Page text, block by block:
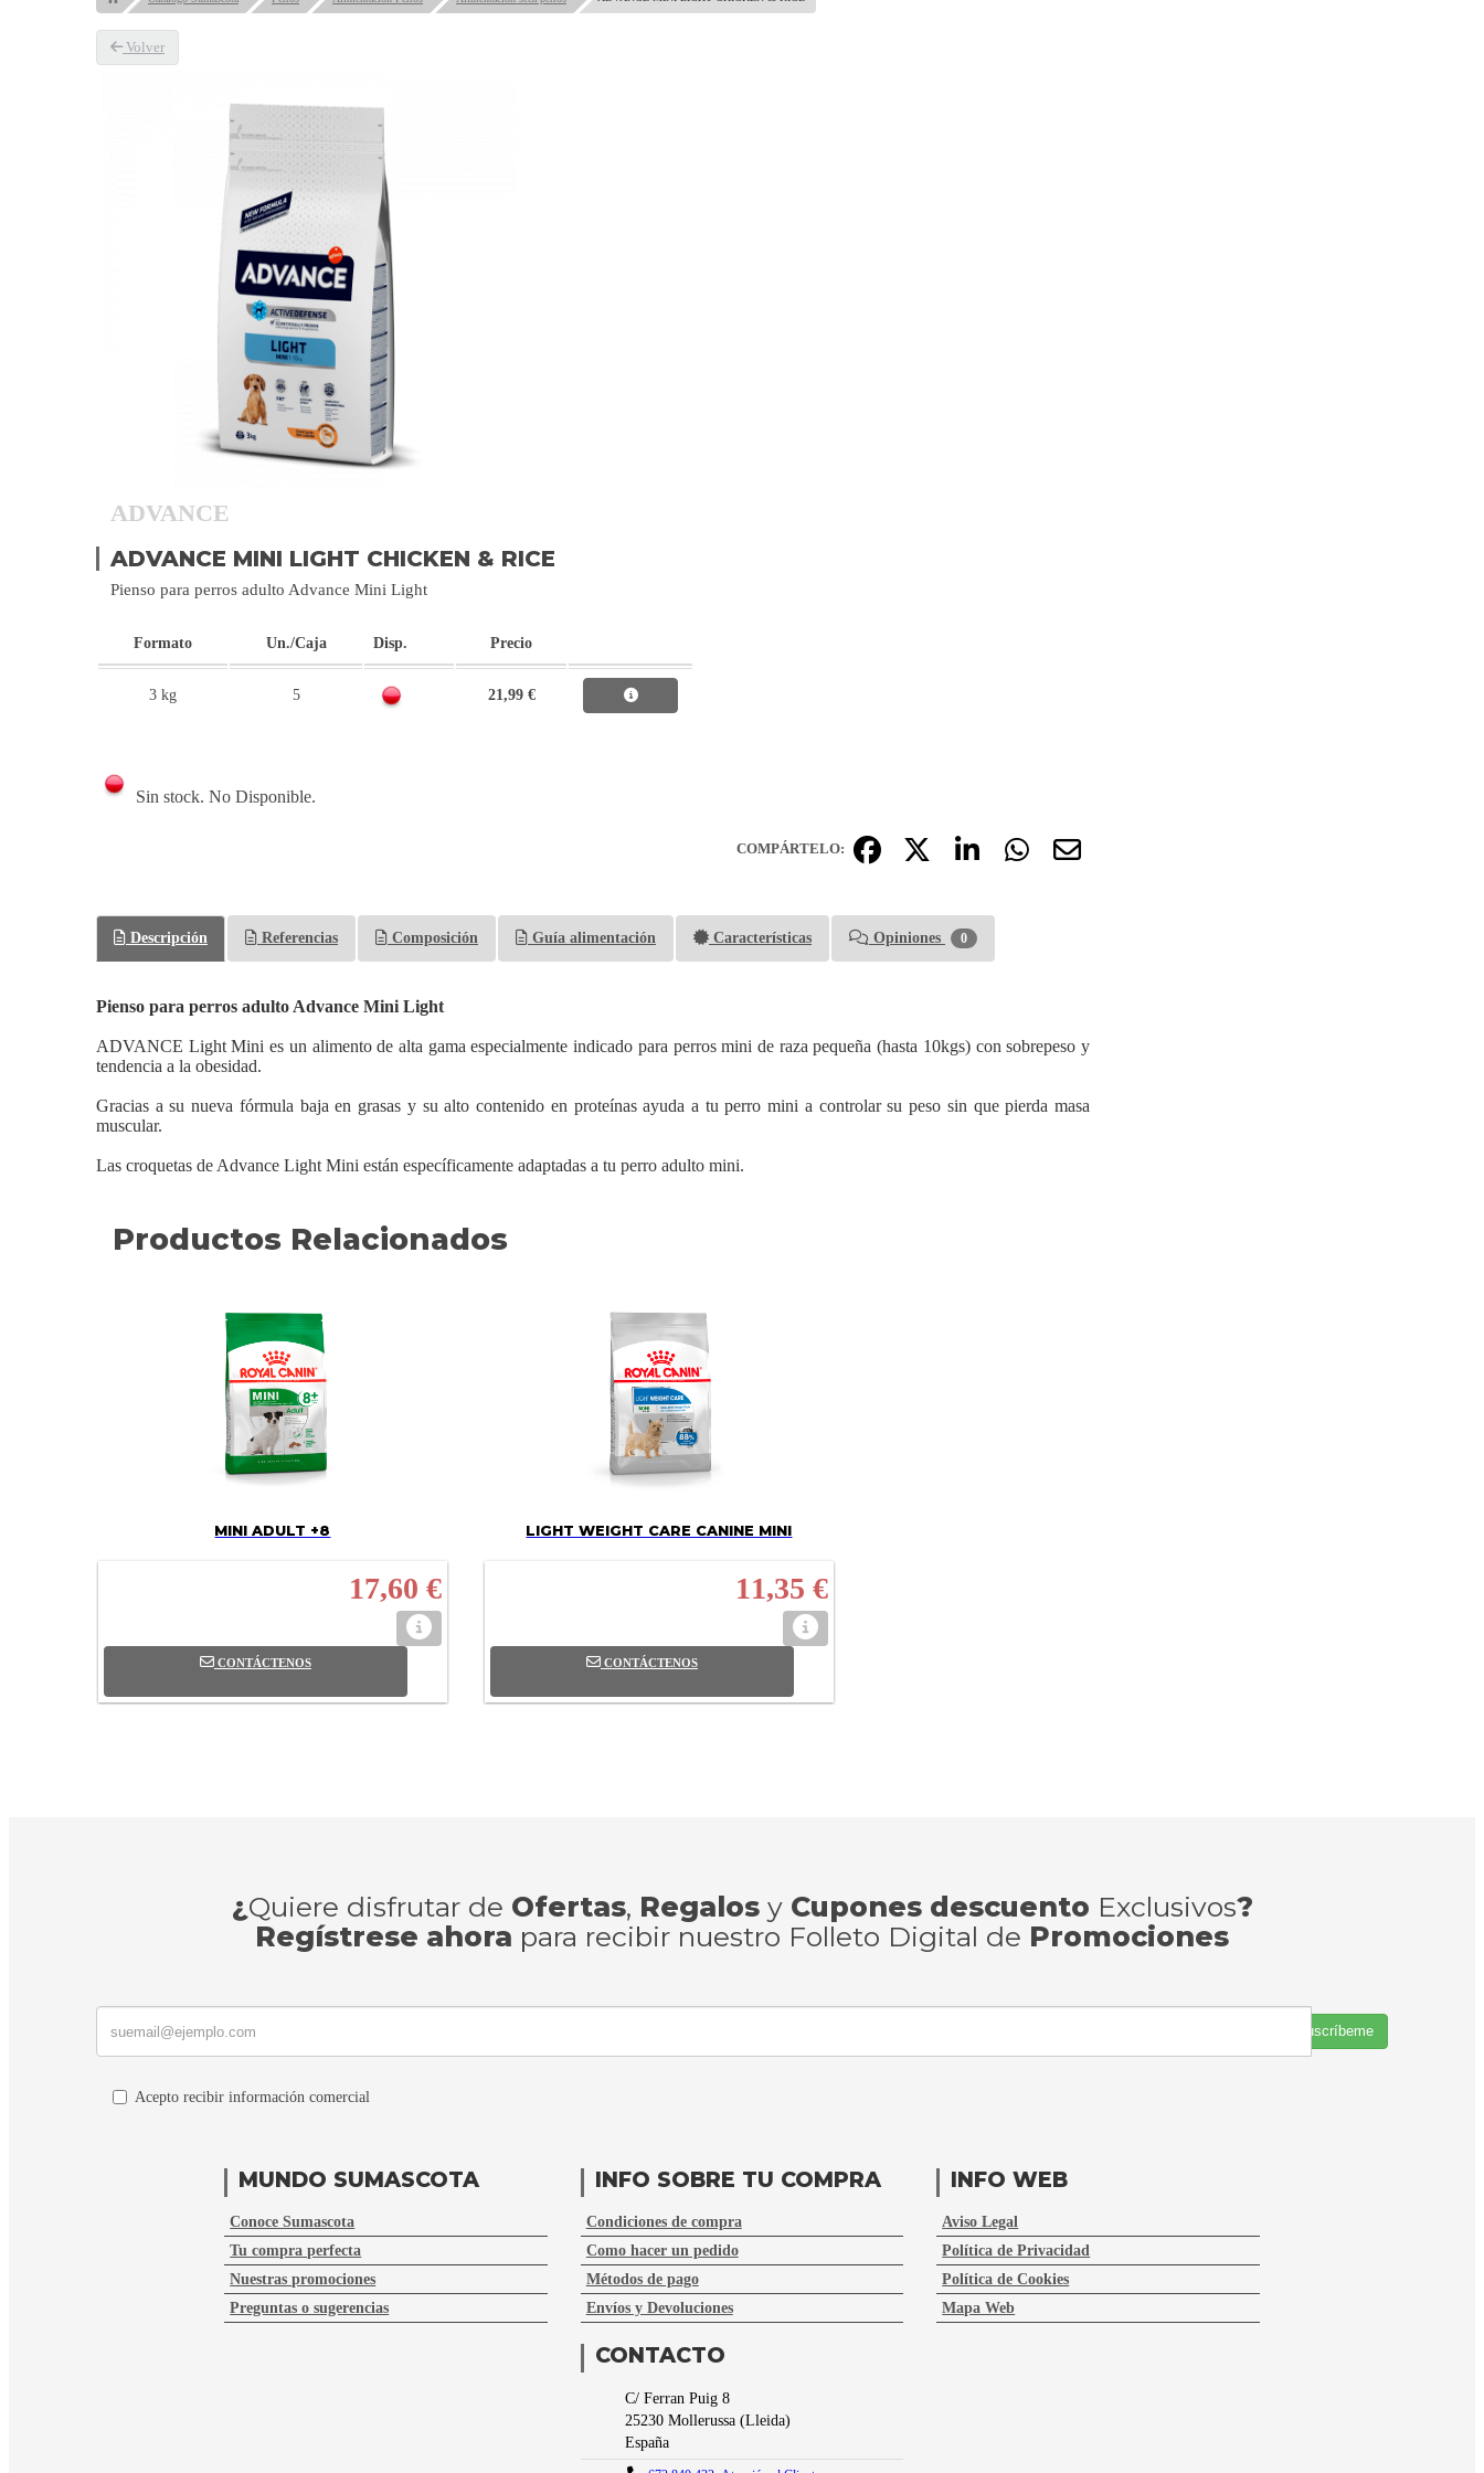
Volver
ADVANCE
ADVANCE MINI LIGHT CHICKEN & RICE
Pienso para perros adulto Advance Mini Light
Formato Un./Caja Disp. Precio
3 kg 5 21,99 €
Sin stock. No Disponible.
COMPÁRTELO:
Descripción Referencias Composición Guía alimentación Características Opiniones 0
Pienso para perros adulto Advance Mini Light
ADVANCE Light Mini es un alimento de alta gama especialmente indicado para perros mini de raza pequeña (hasta 10kgs) con sobrepeso y
tendencia a la obesidad.
Gracias a su nueva fórmula baja en grasas y su alto contenido en proteínas ayuda a tu perro mini a controlar su peso sin que pierda masa
muscular.
Las croquetas de Advance Light Mini están específicamente adaptadas a tu perro adulto mini.
Productos Relacionados
MINI ADULT +8
17,60 €
CONTÁCTENOS
LIGHT WEIGHT CARE CANINE MINI
11,35 €
CONTÁCTENOS
¿Quiere disfrutar de Ofertas, Regalosy Cupones descuento Exclusivos?
Regístrese ahora para recibir nuestro Folleto Digital de Promociones
Suscríbeme
Acepto recibir información comercial
MUNDO SUMASCOTA
Conoce Sumascota
Tu compra perfecta
Nuestras promociones
Preguntas o sugerencias
INFO SOBRE TU COMPRA
Condiciones de compra
Como hacer un pedido
Métodos de pago
Envíos y Devoluciones
INFO WEB
Aviso Legal
Política de Privacidad
Política de Cookies
Mapa Web
CONTACTO
C/ Ferran Puig 8
25230 Mollerussa(Lleida)
España